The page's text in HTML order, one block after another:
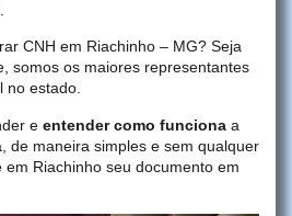
CNH em Riachinho – MG? Seja
somos os maiores representantes
no estado.
e entender como funciona a
de maneira simples e sem qualquer
Riachinho seu documento em